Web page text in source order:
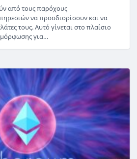
από τους παρόχους
να προσδιορίσουν και να
τους. Αυτό γίνεται στο πλαίσιο
για…